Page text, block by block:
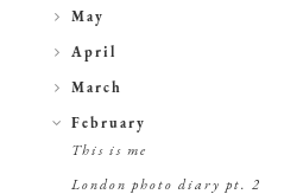
►
May
►
April
►
March
▼
February
This is me
London photo diary pt. 2